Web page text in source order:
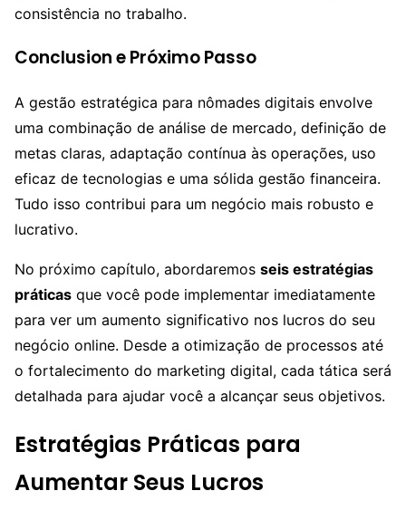
consistência no trabalho.
Conclusion e Próximo Passo
A gestão estratégica para nômades digitais envolve
uma combinação de análise de mercado, definição de
metas claras, adaptação contínua às operações, uso
eficaz de tecnologias e uma sólida gestão financeira.
Tudo isso contribui para um negócio mais robusto e
lucrativo.
No próximo capítulo, abordaremos seis estratégias
práticas que você pode implementar imediatamente
para ver um aumento significativo nos lucros do seu
negócio online. Desde a otimização de processos até
o fortalecimento do marketing digital, cada tática será
detalhada para ajudar você a alcançar seus objetivos.
Estratégias Práticas para
Aumentar Seus Lucros